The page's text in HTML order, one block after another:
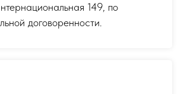
149, по
договоренности.